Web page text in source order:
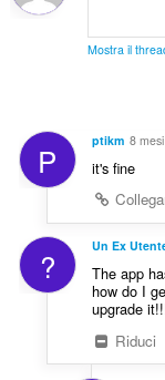
Mostra il
P ptikm 8
it's fine
? Un Ex
The app
how do I
upgrade
Riduci